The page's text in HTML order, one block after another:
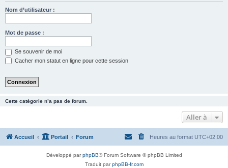
e
Nom d’utilisateur :
Mot de passe :
Se souvenir de moi
Cacher mon statut en ligne pour cette session
Cette catégorie n’a pas de forum.
Aller à
Accueil Portail Forum Heures au format UTC+02:00
Développé parphpBB® Forum Software © phpBB Limited
Traduit parphpBB-fr.com